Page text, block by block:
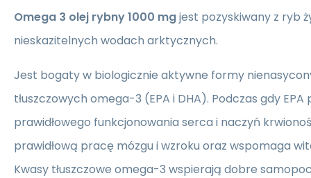
Omega 3 olej rybny 1000 mgjest pozyskiwany z ryb
nieskazitelnych wodach arktycznych.
Jest bogaty w biologicznie aktywne formy
tłuszczowych omega-3 (EPA i DHA). Podczas gdy
prawidłowego funkcjonowania serca i naczyń
prawidłową pracę mózgu i wzroku oraz wspomaga
Kwasy tłuszczowe omega-3 wspierają dobre